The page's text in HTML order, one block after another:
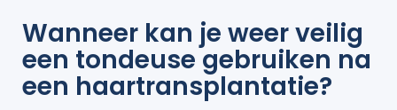
Wanneer kan je weer veilig
een tondeuse gebruiken na
een haartransplantatie?